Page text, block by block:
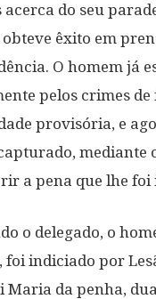
do seu
êxito em
O homem já
pelos crimes de
provisória, e
mediante
a pena que lhe foi
o delegado, o
foi indiciado por
Maria da penha,